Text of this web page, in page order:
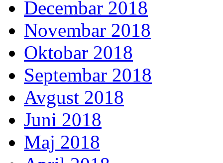
Decembar 2018
Novembar 2018
Oktobar 2018
Septembar 2018
Avgust 2018
Juni 2018
Maj 2018